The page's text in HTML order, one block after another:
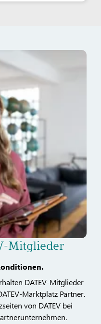
Mitglieder
DATEV-Mitglieder
Marktplatz Partner.
von DATEV bei